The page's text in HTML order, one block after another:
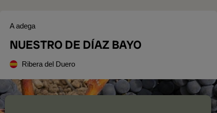
A adega
NUESTRO DE DÍAZ BAYO
Ribera del Duero